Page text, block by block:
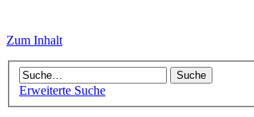
Zum Inhalt
Erweiterte Suche